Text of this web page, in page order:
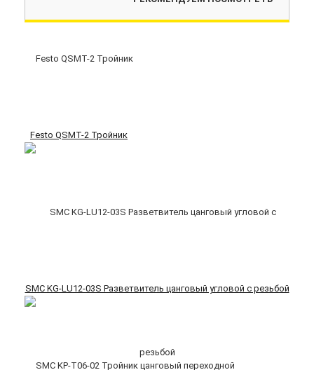
Festo QSMT-2 Тройник
SMC KG-LU12-03S Разветвитель цанговый угловой с резьбой